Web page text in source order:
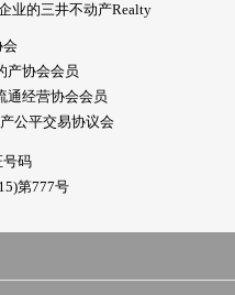
业的三井不动产Realty
会
产协会会员
通经营协会会员
公平交易协议会
号码
第777号